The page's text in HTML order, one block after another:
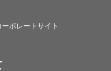
ポレートサイト